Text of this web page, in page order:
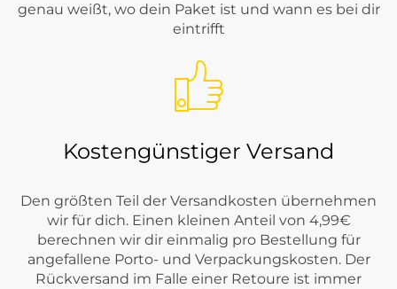
genau weißt, wo dein Paket ist und wann es bei dir
eintrifft
Kostengünstiger Versand
Den größten Teil der Versandkosten übernehmen
wir für dich. Einen kleinen Anteil von 4,99€
berechnen wir dir einmalig pro Bestellung für
angefallene Porto- und Verpackungskosten. Der
Rückversand im Falle einer Retoure ist immer